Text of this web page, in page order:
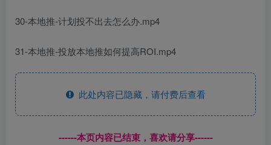
30-本地推-计划投不出去怎么办.mp4
31-本地推-投放本地推如何提高ROI.mp4
此处内容已隐藏，请付费后查看
------本页内容已结束，喜欢请分享------